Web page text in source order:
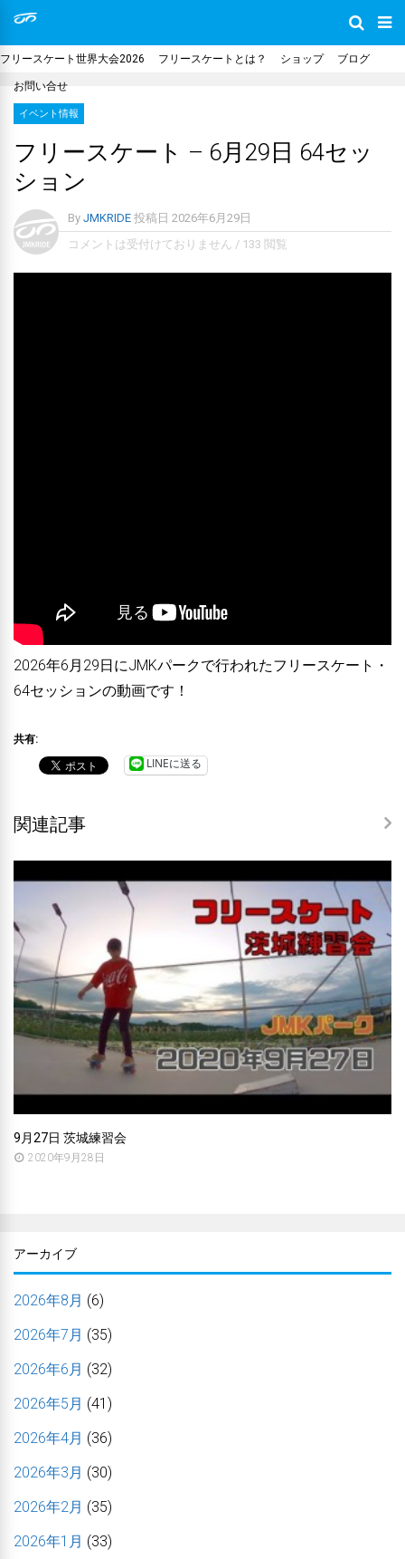
フリースケート世界大会2026 フリースケートとは？ ショップ ブログ
お問い合せ
イベント情報
フリースケート – 6月29日 64セッ
ション
By JMKRIDE 投稿日 2026年6月29日
コメントは受付けておりません / 133 閲覧
2026年6月29日にJMKパークで行われたフリースケート・
64セッションの動画です！
共有:
LINEに送る
関連記事
9月27日 茨城練習会
2020年9月28日
アーカイブ
2026年8月 (6)
2026年7月 (35)
2026年6月 (32)
2026年5月 (41)
2026年4月 (36)
2026年3月 (30)
2026年2月 (35)
2026年1月 (33)